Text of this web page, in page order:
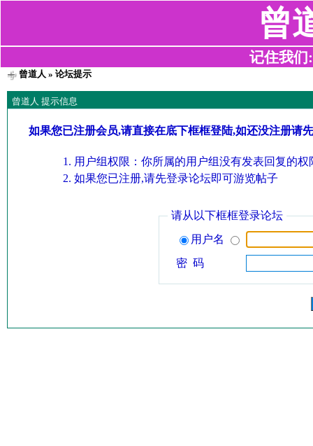
曾
记住我们
曾道人 » 论坛提示
曾道人 提示信息
如果您已注册会员,请直接在底下框框登陆,如还没注册请
用户组权限：你所属的用户组没有发表回复的权
如果您已注册,请先登录论坛即可游览帖子
请从以下框框登录论坛
用户名
密 码